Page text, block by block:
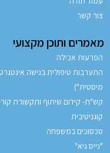
צור קשר
מאמרים ותוכן מקצועי
הפרעות אכילה
התערבות טיפולית בגישה
מיסטית")
קש"ת- קידום שיתוף ותקשורת
קוגניטיבית
סכסוכים במשפחה
"נייס גיא"